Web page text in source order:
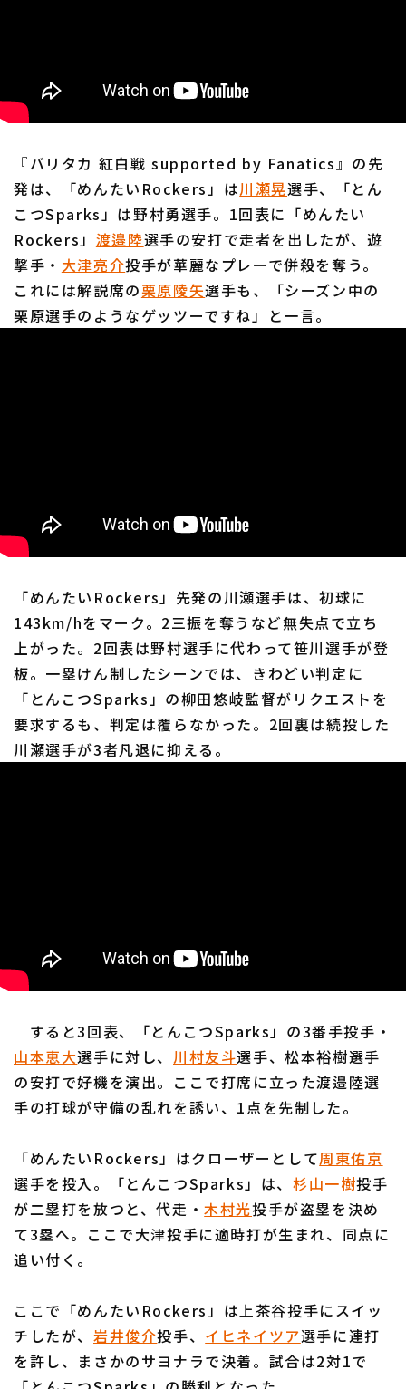
『バリタカ 紅白戦 supported by Fanatics』の先
発は、「めんたいRockers」は川瀬晃選手、「とん
こつSparks」は野村勇選手。1回表に「めんたい
Rockers」 渡邉陸選手の安打で走者を出したが、遊
撃手・ 大津亮介投手が華麗なプレーで併殺を奪う。
これには解説席の栗原陵矢選手も、「シーズン中の
栗原選手のようなゲッツーですね」と一言。
「めんたいRockers」先発の川瀬選手は、初球に
143km/hをマーク。2三振を奪うなど無失点で立ち
上がった。2回表は野村選手に代わって笹川選手が登
板。一塁けん制したシーンでは、きわどい判定に
「とんこつSparks」の柳田悠岐監督がリクエストを
要求するも、判定は覆らなかった。2回裏は続投した
川瀬選手が3者凡退に抑える。
すると3回表、「とんこつSparks」の3番手投手・
山本恵大選手に対し、川村友斗選手、松本裕樹選手
の安打で好機を演出。ここで打席に立った渡邉陸選
手の打球が守備の乱れを誘い、1点を先制した。
「めんたいRockers」はクローザーとして周東佑京
選手を投入。「とんこつSparks」は、杉山一樹投手
が二塁打を放つと、代走・木村光投手が盗塁を決め
て3塁へ。ここで大津投手に適時打が生まれ、同点に
追い付く。
ここで「めんたいRockers」は上茶谷投手にスイッ
チしたが、 岩井俊介投手、 イヒネイツア選手に連打
を許し、まさかのサヨナラで決着。試合は2対1で